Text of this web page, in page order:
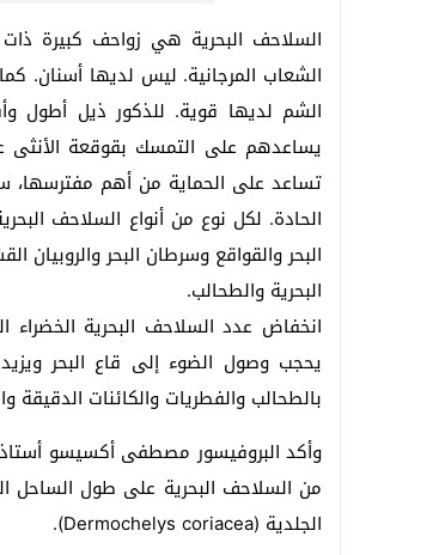
السلاحف البحرية هي زواحف كبيرة
الشعاب المرجانية. ليس لديها أسنان.
الشم لديها قوية. للذكور ذيل أطول
يساعدهم على التمسك بقوقعة الأنثى
تساعد على الحماية من أهم مفترسها،
الحادة. لكل نوع من أنواع السلاحف
البحر والقواقع وسرطان البحر والروبيان
البحرية والطحالب.
انخفاض عدد السلاحف البحرية الخضراء
يحجب وصول الضوء إلى قاع البحر
بالطحالب والفطريات والكائنات الدقيقة
وأكد البروفيسور مصطفى أكسيسو أستاذ
الجلدية (Dermochelys coriacea).